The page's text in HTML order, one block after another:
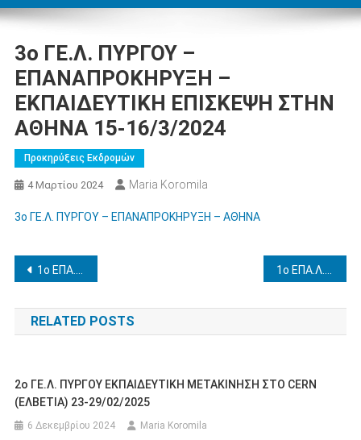
3o ΓΕ.Λ. ΠΥΡΓΟΥ –
ΕΠΑΝΑΠΡΟΚΗΡΥΞΗ –
ΕΚΠΑΙΔΕΥΤΙΚΗ ΕΠΙΣΚΕΨΗ ΣΤΗΝ
ΑΘΗΝΑ 15-16/3/2024
Προκηρύξεις Εκδρομών
4 Μαρτίου 2024 Maria Koromila
3o ΓΕ.Λ. ΠΥΡΓΟΥ – ΕΠΑΝΑΠΡΟΚΗΡΥΞΗ – ΑΘΗΝΑ
Πλοήγηση
άρθρων
1o ΕΠΑ.Λ. ΛΕΧΑΙΝΩΝ – ΑΝΑΚΟΙΝΟΠΟΙΗΣΗ – ΕΚΠΑΙΔΕΥΤΙΚΗ ΕΠΙΣΚΕΨΗ ΣΤΑ ΙΩΑΝΝΙΝΑ 3-5/4/2024
RELATED POSTS
2ο ΓΕ.Λ. ΠΥΡΓΟΥ ΕΚΠΑΙΔΕΥΤΙΚΗ ΜΕΤΑΚΙΝΗΣΗ ΣΤΟ CERN
(ΕΛΒΕΤΙΑ) 23-29/02/2025
6 Δεκεμβρίου 2024 Maria Koromila